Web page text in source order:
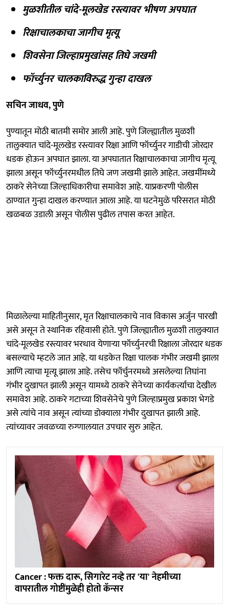
मुळशीतील चांदे-मूलखेड रस्त्यावर भीषण अपघात
रिक्षाचालकाचा जागीच मृत्यू
शिवसेना जिल्हाप्रमुखांसह तिघे जखमी
फॉर्च्युनर चालकाविरुद्ध गुन्हा दाखल
सचिन जाधव, पुणे
पुण्यातून मोठी बातमी समोर आली आहे. पुणे जिल्ह्यातील मुळशी
तालुक्यात चांदे-मूलखेड रस्त्यावर रिक्षा आणि फॉर्च्युनर गाडीची जोरदार
धडक होऊन अपघात झाला. या अपघातात रिक्षाचालकाचा जागीच मृत्यू
झाला असून फॉर्च्युनरमधील तिघे जण जखमी झाले आहेत. जखमींमध्ये
ठाकरे सेनेच्या जिल्हाधिकारीचा समावेश आहे. याप्रकरणी पोलीस
ठाण्यात गुन्हा दाखल करण्यात आला आहे. या घटनेमुळे परिसरात मोठी
खळबळ उडाली असून पोलीस पुढील तपास करत आहेत.
मिळालेल्या माहितीनुसार, मृत रिक्षाचालकाचे नाव विकास अर्जुन पारखी
असे असून ते स्थानिक रहिवासी होते. पुणे जिल्ह्यातील मुळशी तालुक्यात
चांदे-मूलखेड रस्त्यावर भरधाव येणाऱ्या फॉर्च्युनरची रिक्षाला जोरदार धडक
बसल्याचे म्हटले जात आहे. या धडकेत रिक्षा चालक गंभीर जखमी झाला
आणि त्याचा मृत्यू झाला आहे. तसेच फॉर्चुनरमध्ये असलेल्या तिघांना
गंभीर दुखापत झाली असून यामध्ये ठाकरे सेनेच्या कार्यकर्त्याचा देखील
समावेश आहे. ठाकरे गटाच्या शिवसेनेचे पुणे जिल्हाप्रमुख प्रकाश भेगडे
असे त्यांचे नाव असून त्यांच्या डोक्याला गंभीर दुखापत झाली आहे.
त्यांच्यावर जवळच्या रुग्णालयात उपचार सुरु आहेत.
Cancer : फक्त दारू, सिगारेट नव्हे तर 'या' नेहमीच्या
वापरातील गोष्टींमुळेही होतो कॅन्सर